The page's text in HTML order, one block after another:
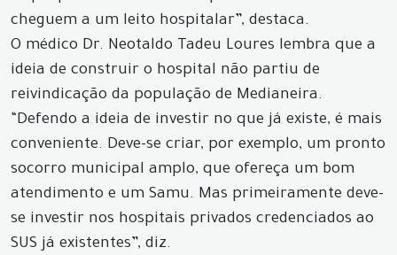
cheguem a um leito hospitalar”, destaca.
O médico Dr. Neotaldo Tadeu Loures lembra que a
ideia de construir o hospital não partiu de
reivindicação da população de Medianeira.
“Defendo a ideia de investir no que já existe, é mais
conveniente. Deve-se criar, por exemplo, um pronto
socorro municipal amplo, que ofereça um bom
atendimento e um Samu. Mas primeiramente deve-
se investir nos hospitais privados credenciados ao
SUS já existentes”, diz.